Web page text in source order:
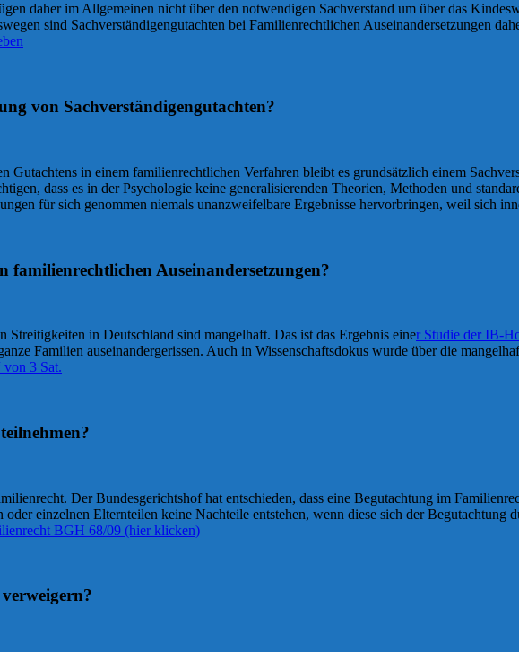
daher im Allgemeinen nicht über den notwendigen Sachverstand um über das
sind Sachverständigengutachten bei Familienrechtlichen Auseinandersetzungen
von Sachverständigengutachten?
Gutachtens in einem familienrechtlichen Verfahren bleibt es grundsätzlich einem
dass es in der Psychologie keine generalisierenden Theorien, Methoden und
für sich genommen niemals unanzweifelbare Ergebnisse hervorbringen, weil sich
familienrechtlichen Auseinandersetzungen?
Streitigkeiten in Deutschland sind mangelhaft. Das ist das Ergebnis einer Studie der IB-
Familien auseinandergerissen. Auch in Wissenschaftsdokus wurde über die
von 3 Sat.
Der Bundesgerichtshof hat entschieden, dass eine Begutachtung im
einzelnen Elternteilen keine Nachteile entstehen, wenn diese sich der Begutachtung
BGH 68/09 (hier klicken)